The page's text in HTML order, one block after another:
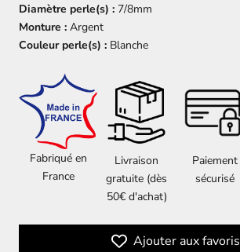
Diamètre perle(s) : 7/8mm
Monture : Argent
Couleur perle(s) : Blanche
Fabriqué en
France
Livraison
gratuite (dès
50€ d'achat)
Paiement
sécurisé
Ajouter aux favoris